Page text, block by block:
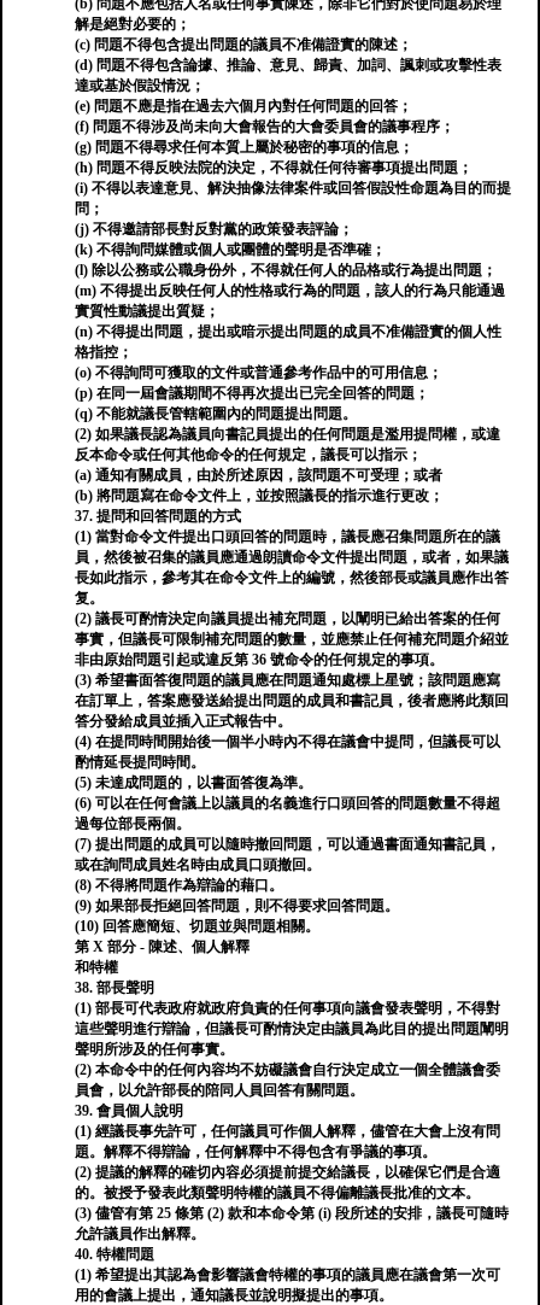
(b) 問題不應包括人名或任何事實陳述，除非它們對於使問題易於理
解是絕對必要的；
(c) 問題不得包含提出問題的議員不准備證實的陳述；
(d) 問題不得包含論據、推論、意見、歸責、加詞、諷刺或攻擊性表
達或基於假設情況；
(e) 問題不應是指在過去六個月內對任何問題的回答；
(f) 問題不得涉及尚未向大會報告的大會委員會的議事程序；
(g) 問題不得尋求任何本質上屬於秘密的事項的信息；
(h) 問題不得反映法院的決定，不得就任何待審事項提出問題；
(i) 不得以表達意見、解決抽像法律案件或回答假設性命題為目的而提
問；
(j) 不得邀請部長對反對黨的政策發表評論；
(k) 不得詢問媒體或個人或團體的聲明是否準確；
(l) 除以公務或公職身份外，不得就任何人的品格或行為提出問題；
(m) 不得提出反映任何人的性格或行為的問題，該人的行為只能通過
實質性動議提出質疑；
(n) 不得提出問題，提出或暗示提出問題的成員不准備證實的個人性
格指控；
(o) 不得詢問可獲取的文件或普通參考作品中的可用信息；
(p) 在同一屆會議期間不得再次提出已完全回答的問題；
(q) 不能就議長管轄範圍內的問題提出問題。
(2) 如果議長認為議員向書記員提出的任何問題是濫用提問權，或違
反本命令或任何其他命令的任何規定，議長可以指示；
(a) 通知有關成員，由於所述原因，該問題不可受理；或者
(b) 將問題寫在命令文件上，並按照議長的指示進行更改；
37. 提問和回答問題的方式
(1) 當對命令文件提出口頭回答的問題時，議長應召集問題所在的議
員，然後被召集的議員應通過朗讀命令文件提出問題，或者，如果議
長如此指示，參考其在命令文件上的編號，然後部長或議員應作出答
复。
(2) 議長可酌情決定向議員提出補充問題，以闡明已給出答案的任何
事實，但議長可限制補充問題的數量，並應禁止任何補充問題介紹並
非由原始問題引起或違反第 36 號命令的任何規定的事項。
(3) 希望書面答復問題的議員應在問題通知處標上星號；該問題應寫
在訂單上，答案應發送給提出問題的成員和書記員，後者應將此類回
答分發給成員並插入正式報告中。
(4) 在提問時間開始後一個半小時​​內不得在議會中提問，但議長可以
酌情延長提問時間。
(5) 未達成問題的，以書面答復為準。
(6) 可以在任何會議上以議員的名義進行口頭回答的問題數量不得超
過每位部長兩個。
(7) 提出問題的成員可以隨時撤回問題，可以通過書面通知書記員，
或在詢問成員姓名時由成員口頭撤回。
(8) 不得將問題作為辯論的藉口。
(9) 如果部長拒絕回答問題，則不得要求回答問題。
(10) 回答應簡短、切題並與問題相關。
第 X 部分 - 陳述、個人解釋
和特權
38. 部長聲明
(1) 部長可代表政府就政府負責的任何事項向議會發表聲明，不得對
這些聲明進行辯論，但議長可酌情決定由議員為此目的提出問題闡明
聲明所涉及的任何事實。
(2) 本命令中的任何內容均不妨礙議會自行決定成立一個全體議會委
員會，以允許部長的陪同人員回答有關問題。
39. 會員個人說明
(1) 經議長事先許可，任何議員可作個人解釋，儘管在大會上沒有問
題。解釋不得辯論，任何解釋中不得包含有爭議的事項。
(2) 提議的解釋的確切內容必須提前提交給議長，以確保它們是合適
的。被授予發表此類聲明特權的議員不得偏離議長批准的文本。
(3) 儘管有第 25 條第 (2) 款和本命令第 (i) 段所述的安排，議長可隨時
允許議員作出解釋。
40. 特權問題
(1) 希望提出其認為會影響議會特權的事項的議員應在議會第一次可
用的會議上提出，通知議長並說明擬提出的事項。